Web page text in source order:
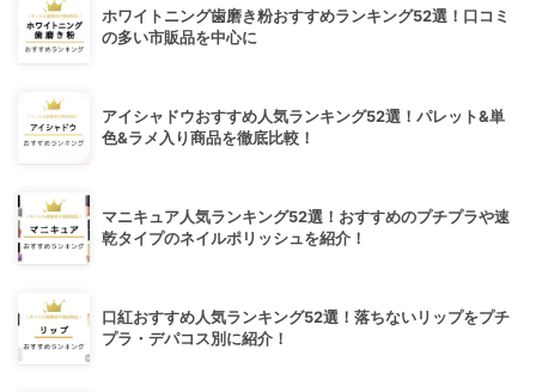
ホワイトニング歯磨き粉おすすめランキング52選！口コミ
の多い市販品を中心に
アイシャドウおすすめ人気ランキング52選！パレット&単
色&ラメ入り商品を徹底比較！
マニキュア人気ランキング52選！おすすめのプチプラや速
乾タイプのネイルポリッシュを紹介！
口紅おすすめ人気ランキング52選！落ちないリップをプチ
プラ・デパコス別に紹介！